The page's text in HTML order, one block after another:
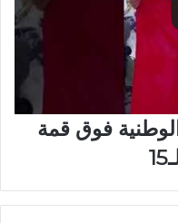
فوق قمة